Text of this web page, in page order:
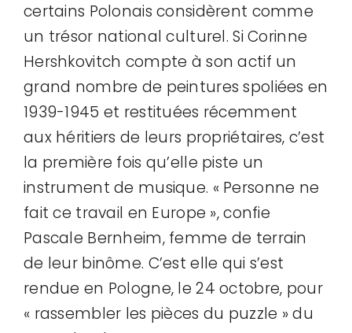
certains Polonais considèrent comme
un trésor national culturel. Si Corinne
Hershkovitch compte à son actif un
grand nombre de peintures spoliées en
1939-1945 et restituées récemment
aux héritiers de leurs propriétaires, c’est
la première fois qu’elle piste un
instrument de musique. « Personne ne
fait ce travail en Europe », confie
Pascale Bernheim, femme de terrain
de leur binôme. C’est elle qui s’est
rendue en Pologne, le 24 octobre, pour
« rassembler les pièces du puzzle » du